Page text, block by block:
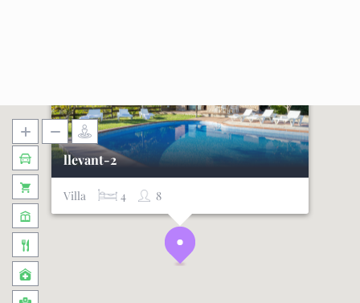
llevant-2
Villa 8
4